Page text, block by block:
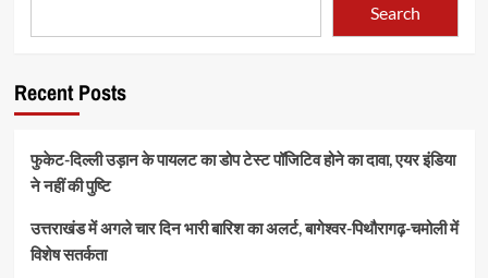
Search
Recent Posts
फुकेट-दिल्ली उड़ान के पायलट का डोप टेस्ट पॉजिटिव होने का दावा, एयर इंडिया
ने नहीं की पुष्टि
उत्तराखंड में अगले चार दिन भारी बारिश का अलर्ट, बागेश्वर-पिथौरागढ़-चमोली में
विशेष सतर्कता